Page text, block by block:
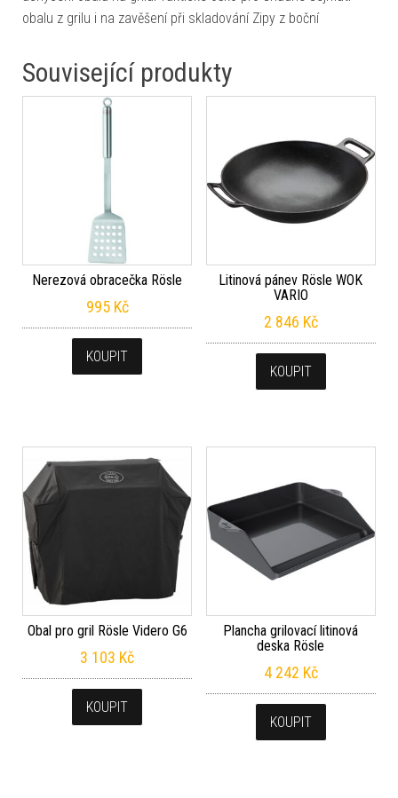
obalu z grilu i na zavěšení při skladování Zipy z boční
Související produkty
Nerezová obracečka Rösle
995 Kč
KOUPIT
Litinová pánev Rösle WOK
VARIO
2 846 Kč
KOUPIT
Obal pro gril Rösle Videro G6
3 103 Kč
KOUPIT
Plancha grilovací litinová
deska Rösle
4 242 Kč
KOUPIT